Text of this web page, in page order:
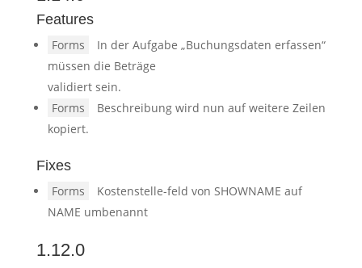
Features
Forms
In der Aufgabe „Buchungsdaten erfassen“
müssen die Beträge
validiert sein.
Forms
Beschreibung wird nun auf weitere Zeilen
kopiert.
Fixes
Forms
Kostenstelle-feld von SHOWNAME auf
NAME umbenannt
1.12.0